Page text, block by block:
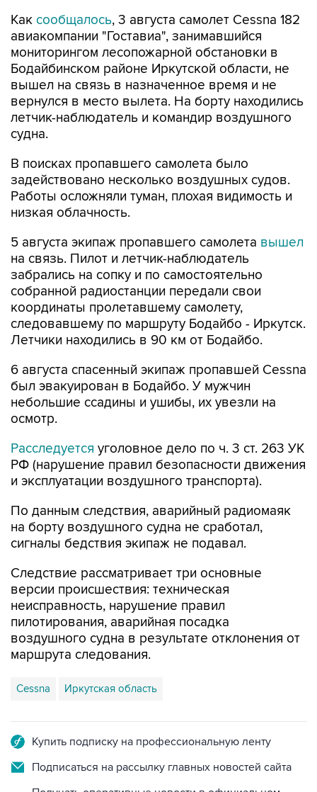
Как сообщалось, 3 августа самолет Cessna 182
авиакомпании "Гоставиа", занимавшийся
мониторингом лесопожарной обстановки в
Бодайбинском районе Иркутской области, не
вышел на связь в назначенное время и не
вернулся в место вылета. На борту находились
летчик-наблюдатель и командир воздушного
судна.
В поисках пропавшего самолета было
задействовано несколько воздушных судов.
Работы осложняли туман, плохая видимость и
низкая облачность.
5 августа экипаж пропавшего самолета вышел
на связь. Пилот и летчик-наблюдатель
забрались на сопку и по самостоятельно
собранной радиостанции передали свои
координаты пролетавшему самолету,
следовавшему по маршруту Бодайбо - Иркутск.
Летчики находились в 90 км от Бодайбо.
6 августа спасенный экипаж пропавшей Cessna
был эвакуирован в Бодайбо. У мужчин
небольшие ссадины и ушибы, их увезли на
осмотр.
Расследуется уголовное дело по ч. 3 ст. 263 УК
РФ (нарушение правил безопасности движения
и эксплуатации воздушного транспорта).
По данным следствия, аварийный радиомаяк
на борту воздушного судна не сработал,
сигналы бедствия экипаж не подавал.
Следствие рассматривает три основные
версии происшествия: техническая
неисправность, нарушение правил
пилотирования, аварийная посадка
воздушного судна в результате отклонения от
маршрута следования.
Cessna Иркутская область
Купить подписку на профессиональную ленту
Подписаться на рассылку главных новостей сайта